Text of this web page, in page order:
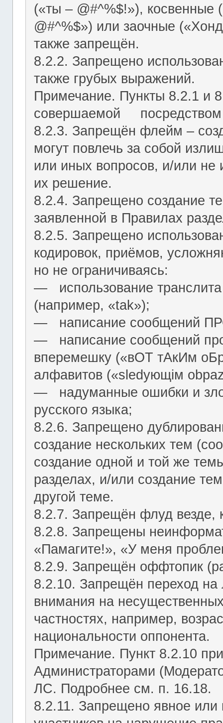
(«ты – @#^%$!»), косвенные
@#^%$») или заочные
также запрещён.
8.2.2. Запрещено
также грубых выражений.
Примечание. Пункты 8.2.1 и
совершаемой
8.2.3. Запрещён флейм –
могут повлечь за собой
или иных вопросов, и/или
их решение.
8.2.4. Запрещено создание
заявленной в Правилах
8.2.5. Запрещено
кодировок, приёмов,
но не ограничиваясь:
― использование
(например, «tak»);
― написание сообщений
― написание сообщений
вперемешку («вОТ тАкИм
алфавитов («slеdующiм
― надуманные ошибки и
русского языка;
8.2.6. Запрещено
создание нескольких тем
создание одной и той же
разделах, и/или создание
другой теме.
8.2.7. Запрещён флуд везде,
8.2.8. Запрещены
«Памагите!», «У меня
8.2.9. Запрещён оффтопик
8.2.10. Запрещён переход на
внимания на
частностях, например,
национальности оппонента.
Примечание. Пункт 8.2.10
Администраторами
ЛС. Подробнее см. п. 16.18.
8.2.11. Запрещено явное или